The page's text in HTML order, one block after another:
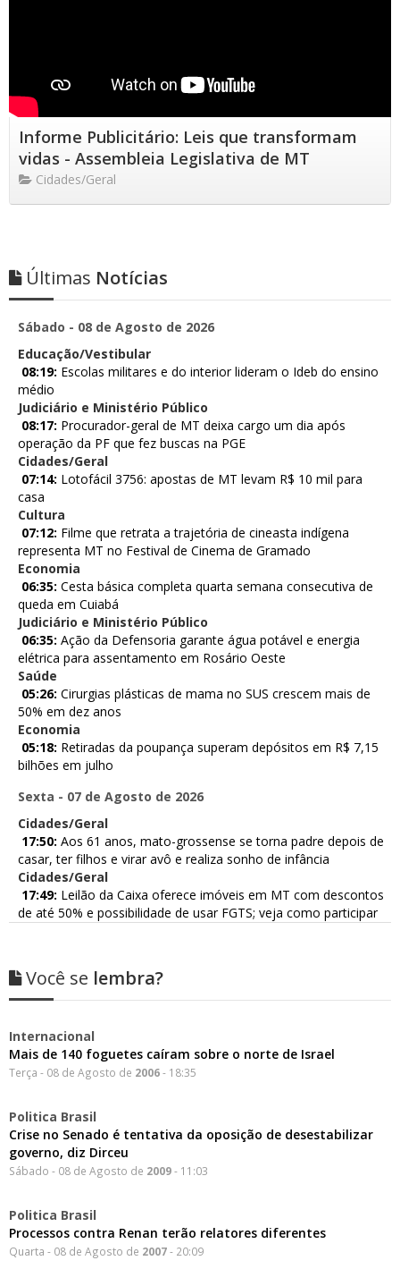
Informe Publicitário: Leis que transformam
vidas - Assembleia Legislativa de MT
Cidades/Geral
Últimas Notícias
Sábado - 08 de Agosto de 2026
Educação/Vestibular
08:19: Escolas militares e do interior lideram o Ideb do ensino
médio
Judiciário e Ministério Público
08:17: Procurador-geral de MT deixa cargo um dia após
operação da PF que fez buscas na PGE
Cidades/Geral
07:14: Lotofácil 3756: apostas de MT levam R$ 10 mil para
casa
Cultura
07:12: Filme que retrata a trajetória de cineasta indígena
representa MT no Festival de Cinema de Gramado
Economia
06:35: Cesta básica completa quarta semana consecutiva de
queda em Cuiabá
Judiciário e Ministério Público
06:35: Ação da Defensoria garante água potável e energia
elétrica para assentamento em Rosário Oeste
Saúde
05:26: Cirurgias plásticas de mama no SUS crescem mais de
50% em dez anos
Economia
05:18: Retiradas da poupança superam depósitos em R$ 7,15
bilhões em julho
Sexta - 07 de Agosto de 2026
Cidades/Geral
17:50: Aos 61 anos, mato-grossense se torna padre depois de
casar, ter filhos e virar avô e realiza sonho de infância
Cidades/Geral
17:49: Leilão da Caixa oferece imóveis em MT com descontos
de até 50% e possibilidade de usar FGTS; veja como participar
Você se lembra?
Internacional
Mais de 140 foguetes caíram sobre o norte de Israel
Terça - 08 de Agosto de 2006- 18:35
Politica Brasil
Crise no Senado é tentativa da oposição de desestabilizar
governo, diz Dirceu
Sábado - 08 de Agosto de 2009- 11:03
Politica Brasil
Processos contra Renan terão relatores diferentes
Quarta - 08 de Agosto de 2007- 20:09